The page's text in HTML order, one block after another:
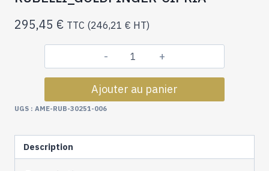
295,45 € TTC (246,21 € HT)
quantité
de
jacquard-
CIPRIA
Ajouter au panier
UGS : AME-RUB-30251-006
Description